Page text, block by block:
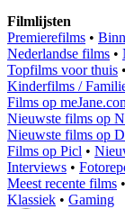
Filmlijsten
Premierefilms •
Nederlandse films •
Topfilms voor thuis •
Kinderfilms /
Films op
Nieuwste films op
Nieuwste films op
Films op Picl •
Interviews •
Meest recente films •
Klassiek • Gaming